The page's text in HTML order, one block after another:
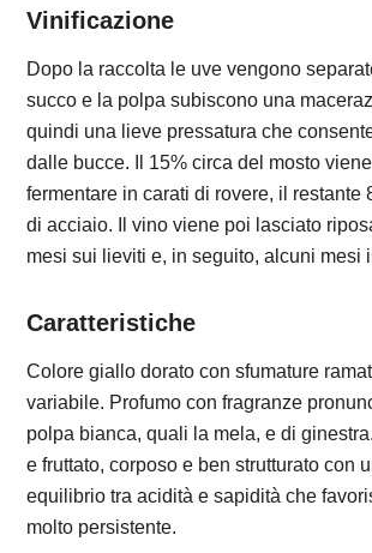
Vinificazione
Dopo la raccolta le uve vengono
succo e la polpa subiscono una
quindi una lieve pressatura che
dalle bucce. Il 15% circa del mosto
fermentare in carati di rovere, il restante
di acciaio. Il vino viene poi lasciato
mesi sui lieviti e, in seguito, alcuni mesi
Caratteristiche
Colore giallo dorato con sfumature
variabile. Profumo con fragranze
polpa bianca, quali la mela, e di
e fruttato, corposo e ben strutturato con
equilibrio tra acidità e sapidità che
molto persistente.